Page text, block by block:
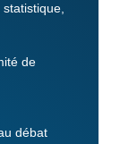
de
débat